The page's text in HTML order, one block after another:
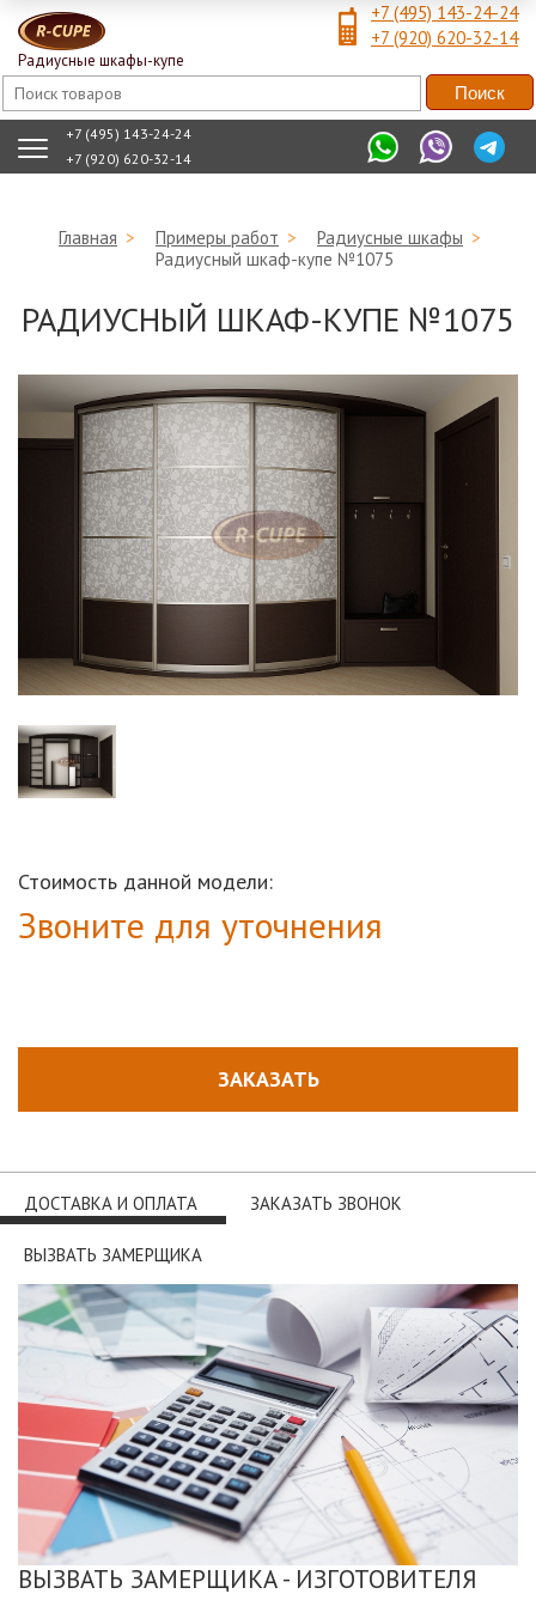
Радиусные шкафы-купе
+7 (495) 143-24-24
+7 (920) 620-32-14
+7 (495) 143-24-24
+7 (920) 620-32-14
Главная > Примеры работ > Радиусные шкафы >
Радиусный шкаф-купе №1075
РАДИУСНЫЙ ШКАФ-КУПЕ №1075
Стоимость данной модели:
Звоните для уточнения
ЗАКАЗАТЬ
ДОСТАВКА И ОПЛАТА ЗАКАЗАТЬ ЗВОНОК
ВЫЗВАТЬ ЗАМЕРЩИКА
ВЫЗВАТЬ ЗАМЕРЩИКА - ИЗГОТОВИТЕЛЯ